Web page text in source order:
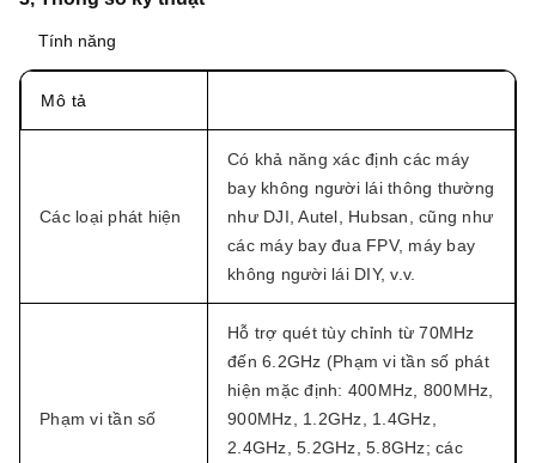
Tính năng
Mô tả
Các loại phát hiện
Có khả năng xác định các máy
bay không người lái thông thường
như DJI, Autel, Hubsan, cũng như
các máy bay đua FPV, máy bay
không người lái DIY, v.v.
Phạm vi tần số
Hỗ trợ quét tùy chỉnh từ 70MHz
đến 6.2GHz (Phạm vi tần số phát
hiện mặc định: 400MHz, 800MHz,
900MHz, 1.2GHz, 1.4GHz,
2.4GHz, 5.2GHz, 5.8GHz; các